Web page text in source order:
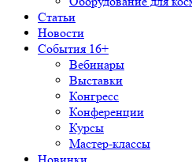
Статьи
Новости
События 16+
Вебинары
Выставки
Конгресс
Конференции
Курсы
Мастер-классы